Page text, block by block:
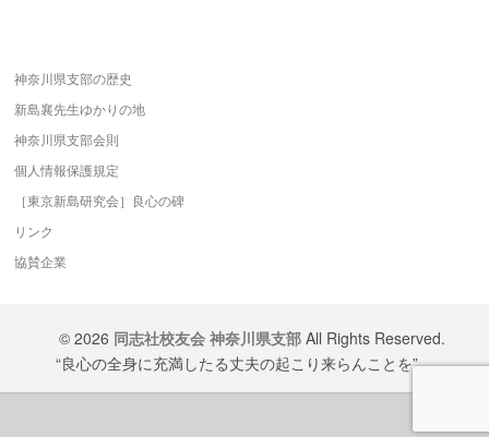
神奈川県支部の歴史
新島襄先生ゆかりの地
神奈川県支部会則
個人情報保護規定
［東京新島研究会］良心の碑
リンク
協賛企業
© 2026 同志社校友会 神奈川県支部All Rights Reserved.
“良心の全身に充満したる丈夫の起こり来らんことを”